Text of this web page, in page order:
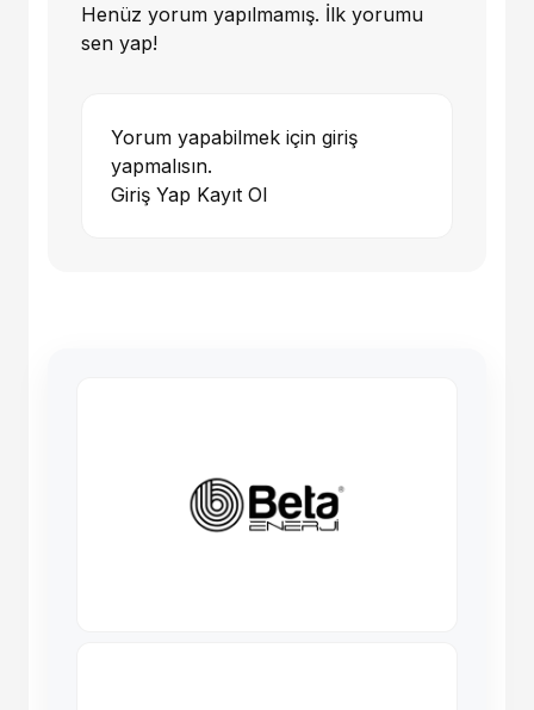
Henüz yorum yapılmamış. İlk yorumu
sen yap!
Yorum yapabilmek için giriş
yapmalısın.
Giriş Yap Kayıt Ol